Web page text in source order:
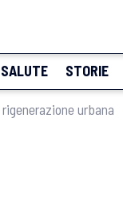
SALUTE STORIE
rigenerazione urbana